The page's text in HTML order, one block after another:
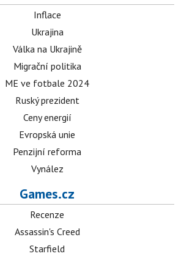
Inflace
Ukrajina
Válka na Ukrajině
Migrační politika
ME ve fotbale 2024
Ruský prezident
Ceny energií
Evropská unie
Penzijní reforma
Vynález
Games.cz
Recenze
Assassin's Creed
Starfield